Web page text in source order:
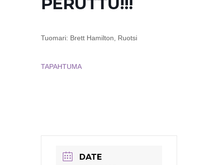
Tuomari: Brett Hamilton, Ruotsi
TAPAHTUMA
DATE